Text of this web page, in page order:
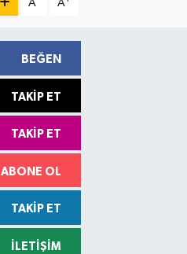
A A
BEĞEN
TAKIP ET
TAKIP ET
ABONE OL
TAKIP ET
İLETIŞIM